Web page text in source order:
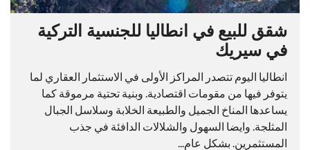
شقق للبيع في انطاليا للجنسية التركية
في سيريك
انطاليا اليوم تتصدر المراكز الأولى في الاستثمار العقاري لما
يتوفر فيها من مقومات اقتصادية. وبنية تحتية مرموقة كما
يساعدها المناخ الجميل والطبيعة الخلابة وسلاسل الجبال
المثلجة. وايضا السهول والشلالات الدافئة في جذب
المستثمرين. بشكل عام...